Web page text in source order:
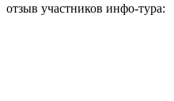
отзыв участников инфо-тура: